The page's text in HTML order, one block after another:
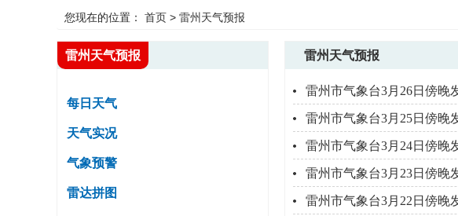
您现在的位置： 首页 > 雷州天气预报
雷州天气预报
雷州市气象台3月26日傍晚
雷州市气象台3月25日傍晚
雷州市气象台3月24日傍晚
雷州市气象台3月23日傍晚
雷州市气象台3月22日傍晚
雷州天气预报
每日天气
天气实况
气象预警
雷达拼图